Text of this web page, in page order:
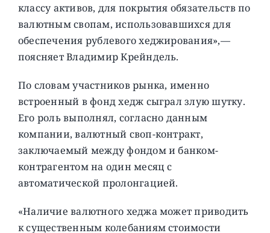
классу активов, для покрытия обязательств по
валютным свопам, использовавшихся для
обеспечения рублевого хеджирования»,—
поясняет Владимир Крейндель.
По словам участников рынка, именно
встроенный в фонд хедж сыграл злую шутку.
Его роль выполнял, согласно данным
компании, валютный своп-контракт,
заключаемый между фондом и банком-
контрагентом на один месяц с
автоматической пролонгацией.
«Наличие валютного хеджа может приводить
к существенным колебаниям стоимости